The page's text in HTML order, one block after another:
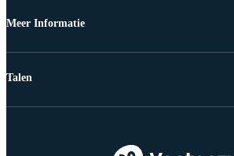
Meer Informatie
Talen